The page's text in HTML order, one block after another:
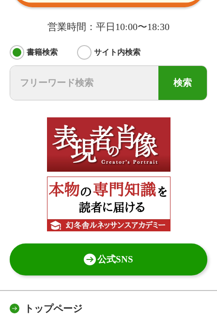
営業時間：平日10:00〜18:30
書籍検索 サイト内検索
検索
公式SNS
トップページ